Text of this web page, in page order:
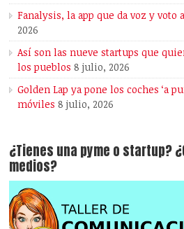
Fanalysis, la app que da voz y voto
2026
Así son las nueve startups que
los pueblos 8 julio, 2026
Golden Lap ya pone los coches ‘a
móviles 8 julio, 2026
¿Tienes una pyme o startup? ¿Quieres salir en los
medios?